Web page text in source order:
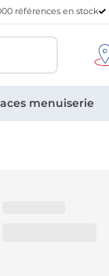
références en stock
menuiserie